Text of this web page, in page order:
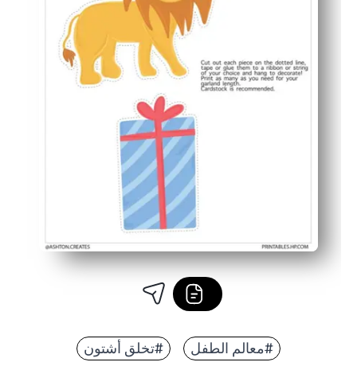
#معالم الطفل #تخلق أشتون